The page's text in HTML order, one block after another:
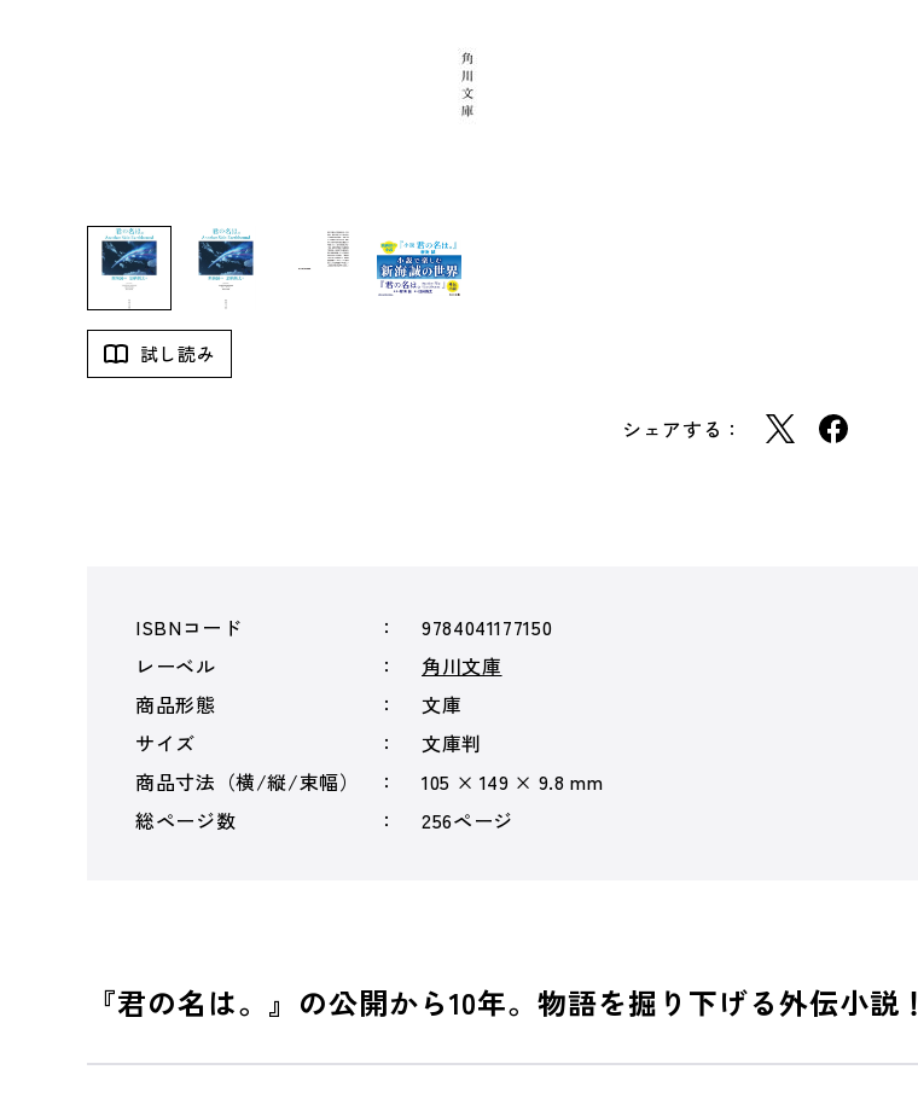
試し読み
シェアする：
ISBNコード
9784041177150
レーベル
角川文庫
商品形態
文庫
サイズ
文庫判
商品寸法（横/縦/束幅）
105 × 149 × 9.8 mm
総ページ数
256ページ
『君の名は。』の公開から10年。物語を掘り下げる外伝小説！